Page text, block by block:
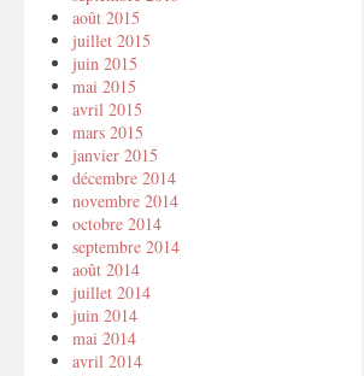
août 2015
juillet 2015
juin 2015
mai 2015
avril 2015
mars 2015
janvier 2015
décembre 2014
novembre 2014
octobre 2014
septembre 2014
août 2014
juillet 2014
juin 2014
mai 2014
avril 2014